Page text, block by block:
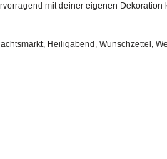
mit deiner eigenen Dekoration
Heiligabend, Wunschzettel,